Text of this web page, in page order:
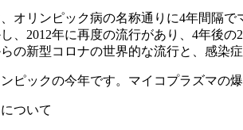
オリンピック病の名称通りに4年間隔
、2012年に再度の流行があり、4年後
の新型コロナの世界的な流行と、感染
ピックの今年です。マイコプラズマの
ついて